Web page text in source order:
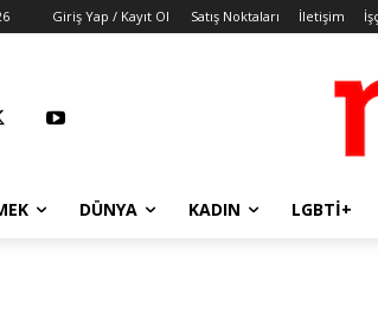
Giriş Yap / Kayıt Ol Satış Noktaları İletişim
DÜNYA KADIN LGBTİ+